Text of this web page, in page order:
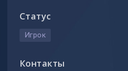
Статус
Игрок
Контакты